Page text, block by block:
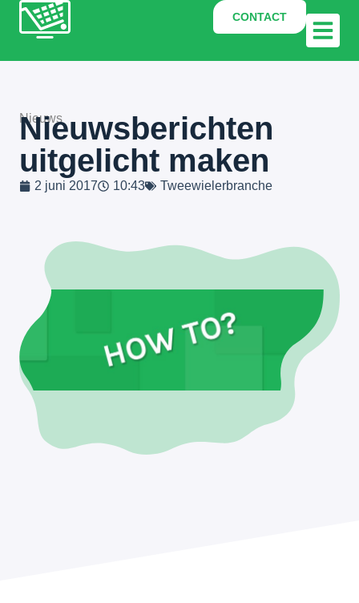
CONTACT
Nieuws
Nieuwsberichten
uitgelicht maken
2 juni 2017 10:43 Tweewielerbranche